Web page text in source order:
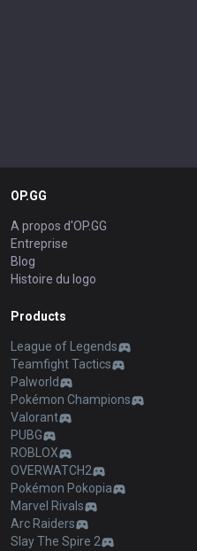
OP.GG
A propos d'OP.GG
Entreprise
Blog
Histoire du logo
Products
League of Legends
Teamfight Tactics
Palworld
Pokémon Champions
Valorant
PUBG
ROBLOX
OVERWATCH2
Pokémon Pokopia
Marvel Rivals
Arc Raiders
Slay The Spire 2